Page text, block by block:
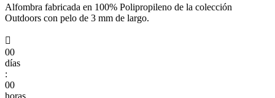
Alfombra fabricada en 100% Polipropileno de la colección
Outdoors con pelo de 3 mm de largo.

00
días
:
00
horas